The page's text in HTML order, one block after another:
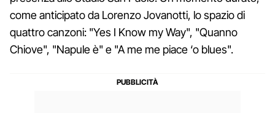
come anticipato da Lorenzo Jovanotti, lo spazio di
quattro canzoni: "Yes I Know my Way", "Quanno
Chiove", "Napule è" e "A me me piace ‘o blues".